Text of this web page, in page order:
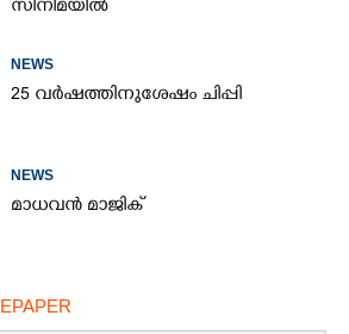
സിനിമയിൽ
NEWS
25 വർഷത്തിനുശേഷം ചിപ്പി
NEWS
മാധവൻ മാജിക്
EPAPER